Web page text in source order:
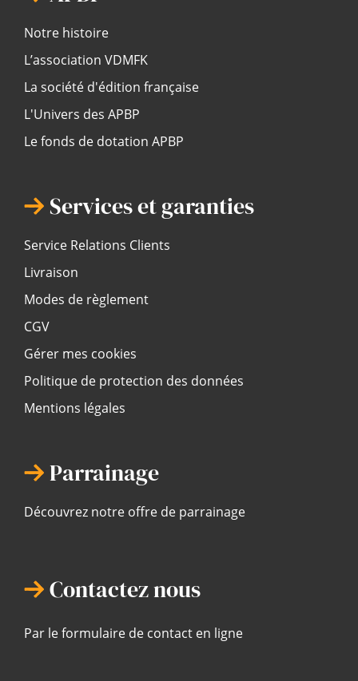
Notre histoire
L’association VDMFK
La société d'édition française
L'Univers des APBP
Le fonds de dotation APBP
Services et garanties
Service Relations Clients
Livraison
Modes de règlement
CGV
Gérer mes cookies
Politique de protection des données
Mentions légales
Parrainage
Découvrez notre offre de parrainage
Contactez nous
Par le formulaire de contact en ligne